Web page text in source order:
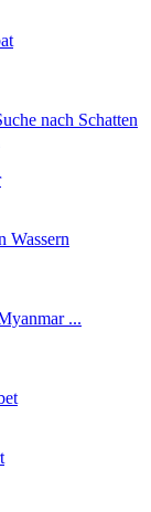
nach Schatten
Wassern
...